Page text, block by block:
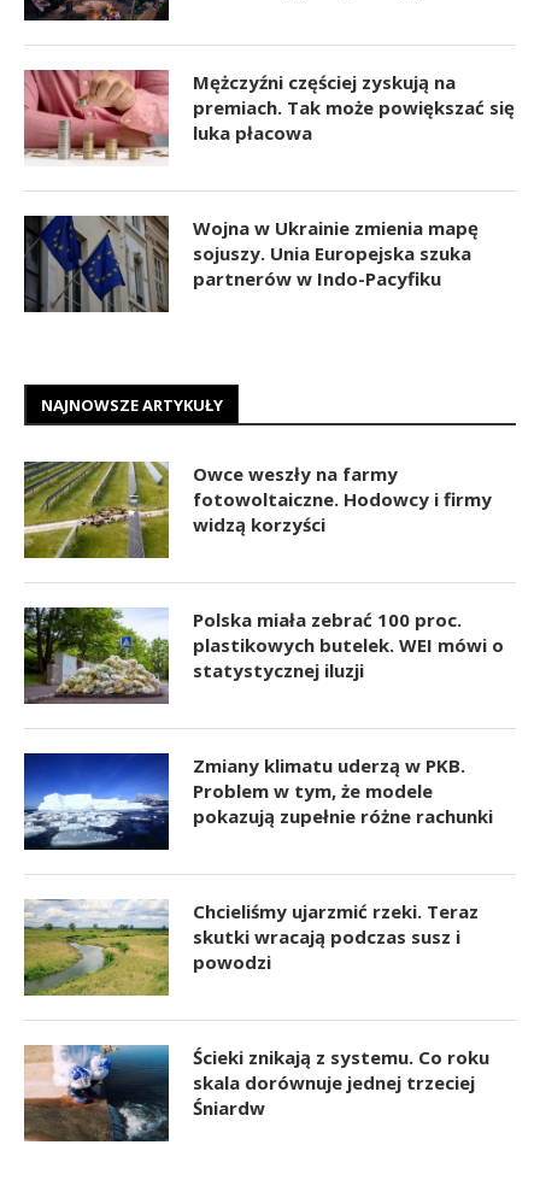
Mężczyźni częściej zyskują na
premiach. Tak może powiększać się
luka płacowa
Wojna w Ukrainie zmienia mapę
sojuszy. Unia Europejska szuka
partnerów w Indo-Pacyfiku
NAJNOWSZE ARTYKUŁY
Owce weszły na farmy
fotowoltaiczne. Hodowcy i firmy
widzą korzyści
Polska miała zebrać 100 proc.
plastikowych butelek. WEI mówi o
statystycznej iluzji
Zmiany klimatu uderzą w PKB.
Problem w tym, że modele
pokazują zupełnie różne rachunki
Chcieliśmy ujarzmić rzeki. Teraz
skutki wracają podczas susz i
powodzi
Ścieki znikają z systemu. Co roku
skala dorównuje jednej trzeciej
Śniardw